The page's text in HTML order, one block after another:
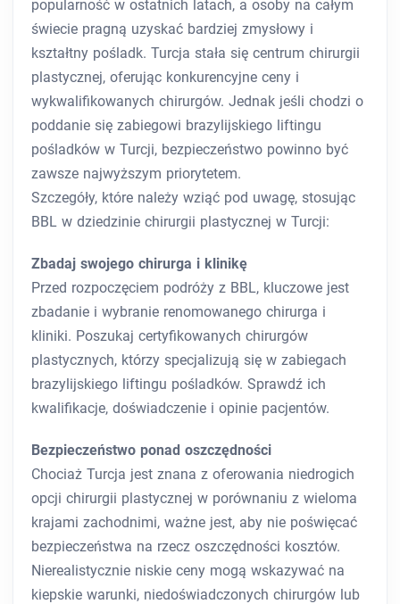
popularność w ostatnich latach, a osoby na całym
świecie pragną uzyskać bardziej zmysłowy i
kształtny pośladk. Turcja stała się centrum chirurgii
plastycznej, oferując konkurencyjne ceny i
wykwalifikowanych chirurgów. Jednak jeśli chodzi o
poddanie się zabiegowi brazylijskiego liftingu
pośladków w Turcji, bezpieczeństwo powinno być
zawsze najwyższym priorytetem.
Szczegóły, które należy wziąć pod uwagę, stosując
BBL w dziedzinie chirurgii plastycznej w Turcji:
Zbadaj swojego chirurga i klinikę
Przed rozpoczęciem podróży z BBL, kluczowe jest
zbadanie i wybranie renomowanego chirurga i
kliniki. Poszukaj certyfikowanych chirurgów
plastycznych, którzy specjalizują się w zabiegach
brazylijskiego liftingu pośladków. Sprawdź ich
kwalifikacje, doświadczenie i opinie pacjentów.
Bezpieczeństwo ponad oszczędności
Chociaż Turcja jest znana z oferowania niedrogich
opcji chirurgii plastycznej w porównaniu z wieloma
krajami zachodnimi, ważne jest, aby nie poświęcać
bezpieczeństwa na rzecz oszczędności kosztów.
Nierealistycznie niskie ceny mogą wskazywać na
kiepskie warunki, niedoświadczonych chirurgów lub